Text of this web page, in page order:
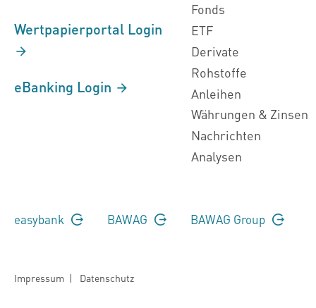
Wertpapierportal Login
eBanking Login
Fonds
ETF
Derivate
Rohstoffe
Anleihen
Währungen & Zinsen
Nachrichten
Analysen
easybank BAWAG BAWAG Group
Impressum | Datenschutz